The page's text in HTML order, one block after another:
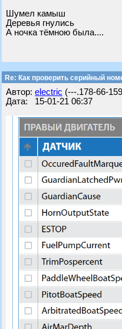
Шумел камыш
Деревья гнулись
А ночка тёмною была....
Re: Как проверить серийный
Автор: electric (---.178-66-
Дата: 15-01-21 06:37